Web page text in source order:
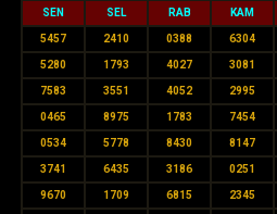
SEN SEL RAB KAM
5457 2410 0388 6304
5280 1793 4027 3081
7583 3551 4052 2995
0465 8975 1783 7454
0534 5778 8430 8147
3741 6435 3186 0251
9670 1709 6815 2345